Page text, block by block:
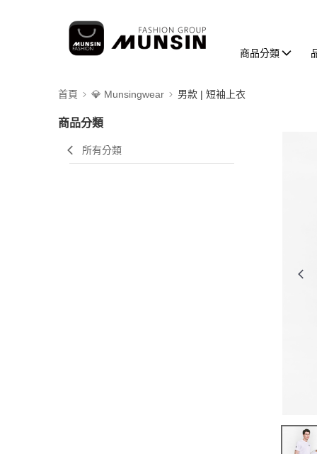
商品分類
首頁 💎 Munsingwear 男款 | 短袖上衣
商品分類
所有分類